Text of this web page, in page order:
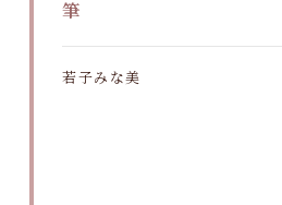
筆
若子みな美